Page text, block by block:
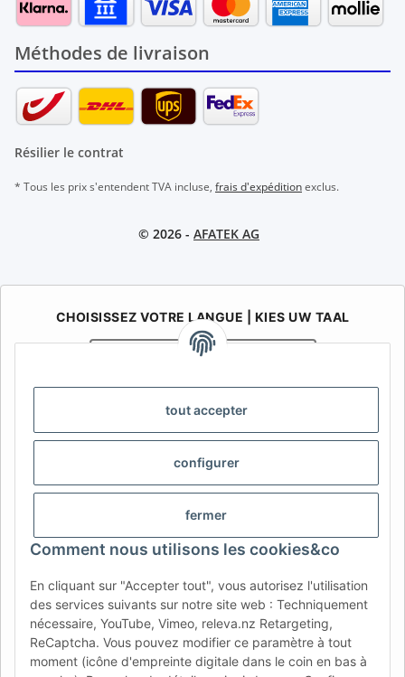
tout accepter
configurer
fermer
Comment nous utilisons les cookies&co
En cliquant sur "Accepter tout", vous autorisez l'utilisation
des services suivants sur notre site web : Techniquement
nécessaire, YouTube, Vimeo, releva.nz Retargeting,
ReCaptcha. Vous pouvez modifier ce paramètre à tout
moment (icône d'empreinte digitale dans le coin en bas à
Méthodes de livraison
Résilier le contrat
* Tous les prix s'entendent TVA incluse, frais d'expéditionexclus.
© 2026 - AFATEK AG
CHOISISSEZ VOTRE LANGUE | KIES UW TAAL
AFATEK Belgique / België
Votre spécialiste en pièces détachées pour remorques | Uw
Contact:info@afatek.com
CHOISIR LA RÉGION ET LA LANGUE | SELECCIONAR REGIÓN E
IDIOMA
DE AT CH (DE) CH (FR)
CH (IT) BE (NL) BE (FR)
FR ES DK PL